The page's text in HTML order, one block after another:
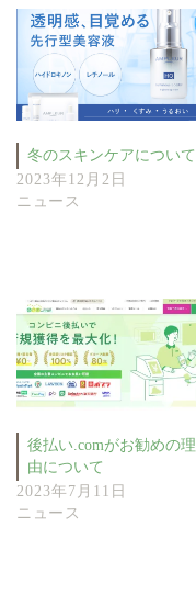
冬のスキンケアについて
2023年12月2日
ニュース
後払い.comがお勧めの理
由について
2023年7月11日
ニュース